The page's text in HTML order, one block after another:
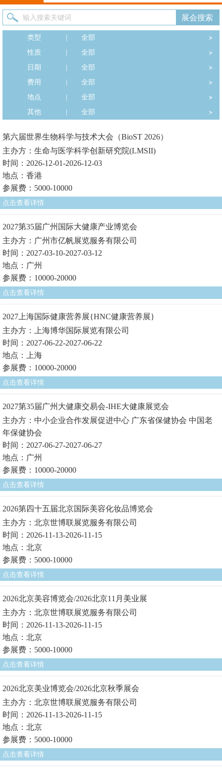
类型
全部
性质
全部
日期
全部
费用
全部
地点
全部
其他
全部
第六届世界生物科学与技术大会（BioST 2026）
主办方：生命与医学科学创新研究院(LMSII)
时间：2026-12-01-2026-12-03
地点：香港
参展费：5000-10000
点击查看详情
2027第35届广州国际大健康产业博览会
主办方：广州市亿帆展览服务有限公司
时间：2027-03-10-2027-03-12
地点：广州
参展费：10000-20000
点击查看详情
2027上海国际健康营养展{HNC健康营养展}
主办方：上海博华国际展览有限公司
时间：2027-06-22-2027-06-22
地点：上海
参展费：10000-20000
点击查看详情
2027第35届广州大健康交易会-IHE大健康展览会
主办方：中小企业合作发展促进中心 广东省保健协会 中国老
年保健协会
时间：2027-06-27-2027-06-27
地点：广州
参展费：10000-20000
点击查看详情
2026第四十五届北京国际美容化妆品博览会
主办方：北京世博联展览服务有限公司
时间：2026-11-13-2026-11-15
地点：北京
参展费：5000-10000
点击查看详情
2026北京美容博览会/2026北京11月美业展
主办方：北京世博联展览服务有限公司
时间：2026-11-13-2026-11-15
地点：北京
参展费：5000-10000
点击查看详情
2026北京美业博览会/2026北京秋季展会
主办方：北京世博联展览服务有限公司
时间：2026-11-13-2026-11-15
地点：北京
参展费：5000-10000
点击查看详情